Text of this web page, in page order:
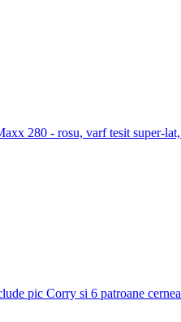
280 - rosu, varf tesit super-
pic Corry si 6 patroane